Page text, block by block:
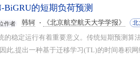
的短期负荷预测
作者 韩轲 《北京航空航天大学学报》 北
的稳定运行有着重要意义。传统短期预测
此,提出一种基于迁移学习(TL)的时间卷积